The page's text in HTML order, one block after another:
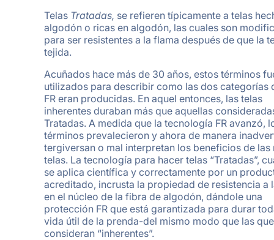
Telas Tratadas, se refieren típicamente a telas
algodón o ricas en algodón, las cuales son
para ser resistentes a la flama después de que la
tejida.
Acuñados hace más de 30 años, estos términos
utilizados para describir como las dos categorías
FR eran producidas. En aquel entonces, las telas
inherentes duraban más que aquellas
Tratadas. A medida que la tecnología FR avanzó,
términos prevalecieron y ahora de manera
tergiversan o mal interpretan los beneficios de las
telas. La tecnología para hacer telas “Tratadas”,
se aplica científica y correctamente por un
acreditado, incrusta la propiedad de resistencia a
en el núcleo de la fibra de algodón, dándole una
protección FR que está garantizada para durar
vida útil de la prenda-del mismo modo que las
consideran “inherentes”.